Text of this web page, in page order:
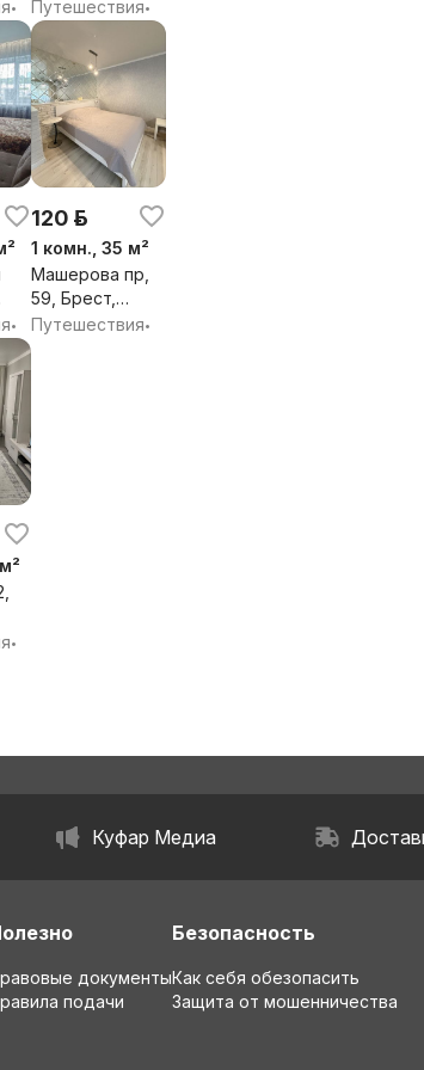
•
Брестская обл.
Путешествия•
•
120 р.
1 комн., 35 м²
Машерова пр,
59, Брест,
Брестская обл.
Путешествия•
•
Куфар Медиа
документы
подачи
Безопасность
Как себя обезопасить
Защита от мошенничества